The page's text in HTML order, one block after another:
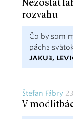
Nezostať
rozvahu
Čo by som
pácha
JAKUB,
Štefan Fábry
V